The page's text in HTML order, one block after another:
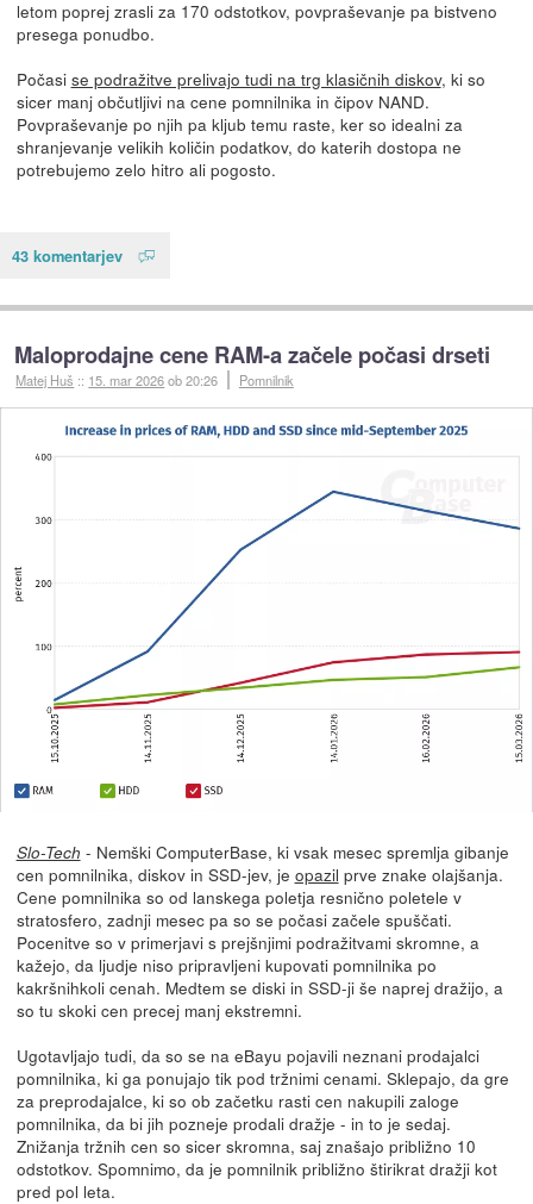
letom poprej zrasli za 170 odstotkov, povpraševanje pa bistveno
presega ponudbo.
Počasi se podražitve prelivajo tudi na trg klasičnih diskov, ki so
sicer manj občutljivi na cene pomnilnika in čipov NAND.
Povpraševanje po njih pa kljub temu raste, ker so idealni za
shranjevanje velikih količin podatkov, do katerih dostopa ne
potrebujemo zelo hitro ali pogosto.
43 komentarjev
Maloprodajne cene RAM-a začele počasi drseti
Matej Huš :: 15. mar 2026ob 20:26 Pomnilnik
Slo-Tech - Nemški ComputerBase, ki vsak mesec spremlja gibanje
cen pomnilnika, diskov in SSD-jev, je opazil prve znake olajšanja.
Cene pomnilnika so od lanskega poletja resnično poletele v
stratosfero, zadnji mesec pa so se počasi začele spuščati.
Pocenitve so v primerjavi s prejšnjimi podražitvami skromne, a
kažejo, da ljudje niso pripravljeni kupovati pomnilnika po
kakršnihkoli cenah. Medtem se diski in SSD-ji še naprej dražijo, a
so tu skoki cen precej manj ekstremni.
Ugotavljajo tudi, da so se na eBayu pojavili neznani prodajalci
pomnilnika, ki ga ponujajo tik pod tržnimi cenami. Sklepajo, da gre
za preprodajalce, ki so ob začetku rasti cen nakupili zaloge
pomnilnika, da bi jih pozneje prodali dražje - in to je sedaj.
Znižanja tržnih cen so sicer skromna, saj znašajo približno 10
odstotkov. Spomnimo, da je pomnilnik približno štirikrat dražji kot
pred pol leta.